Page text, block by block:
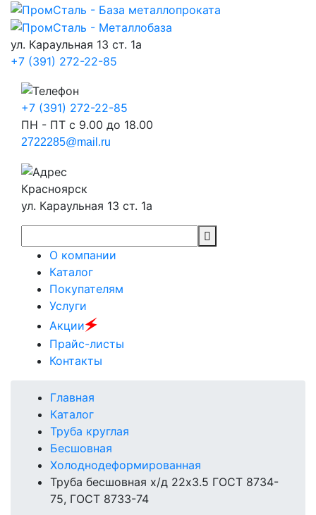
ул. Караульная 13 ст. 1а
+7 (391) 272-22-85
+7 (391) 272-22-85
ПН - ПТ с 9.00 до 18.00
2722285@mail.ru
Красноярск
ул. Караульная 13 ст. 1а
О компании
Каталог
Покупателям
Услуги
Акции🗲
Прайс-листы
Контакты
Главная
Каталог
Труба круглая
Бесшовная
Холоднодеформированная
Труба бесшовная х/д 22х3.5 ГОСТ 8734-
75, ГОСТ 8733-74